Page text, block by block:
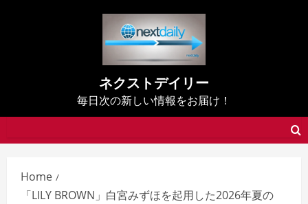
ネクストデイリー
毎日次の新しい情報をお届け！
Home
「LILY BROWN」白宮みずほを起用した2026年夏の